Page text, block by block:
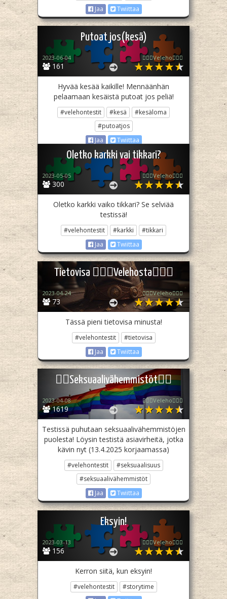
Jaa
Twiittaa
Putoat jos(kesä)
161
2023-06-04 🧙🏻‍♀️Veleho🧙🏻‍♀️
Hyvää kesää kaikille! Mennäänhän
pelaamaan kesäistä putoat jos peliä!
#velehontestit #kesä
#kesäloma
#putoatjos
Jaa
Twiittaa
Oletko karkki vai tikkari?
300
2023-05-05 🧙🏻‍♀️Veleho🧙🏻‍♀️
Oletko karkki vaiko tikkari? Se selviää
testissä!
#velehontestit #karkki
#tikkari
Jaa
Twiittaa
Tietovisa 🧙🏻‍♀️Velehosta🧙🏻‍♀️
73
2023-04-24 🧙🏻‍♀️Veleho🧙🏻‍♀️
Tässä pieni tietovisa minusta!
#velehontestit
#tietovisa
Jaa
Twiittaa
🏳️‍🌈Seksuaalivähemmistöt🏳️‍🌈
1619
2023-04-08 🧙🏻‍♀️Veleho🧙🏻‍♀️
Testissä puhutaan seksuaalivähemmistöjen
puolesta! Löysin testistä asiavirheitä, jotka
kävin nyt (13.4.2025 korjaamassa)
#velehontestit
#seksuaalisuus
#seksuaalivähemmistöt
Jaa
Twiittaa
Eksyin!
156
2023-03-13 🧙🏻‍♀️Veleho🧙🏻‍♀️
Kerron siitä, kun eksyin!
#velehontestit
#storytime